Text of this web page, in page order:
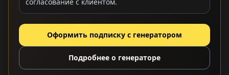
Оформить подписку с генератором
Подробнее о генераторе